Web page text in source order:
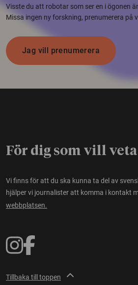
Visste du att robotar som ser en i ögonen
Missa ingen ny forskning, prenumerera på
Jag vill prenumerera
För dig som vill veta
Vi finns för att du ska kunna ta del av
hjälper vi journalister att komma i kontakt
webbplatsen.
Tillbaka till toppen